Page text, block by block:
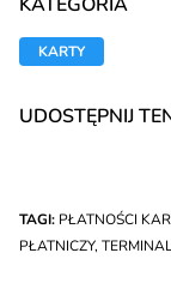
KARTY
UDOSTĘPNIJ
TAGI: PŁATNOŚCI
PŁATNICZY,